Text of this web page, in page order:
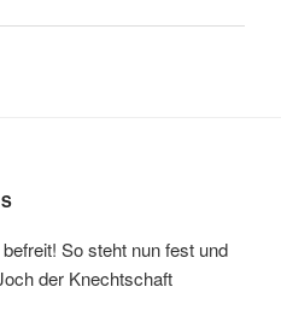
So steht nun fest und
der Knechtschaft